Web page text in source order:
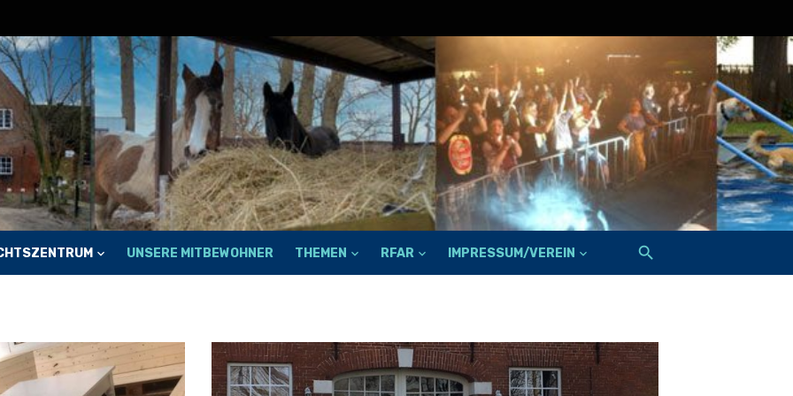
UNSERE MITBEWOHNER THEMEN RFAR IMPRESSUM/VEREIN